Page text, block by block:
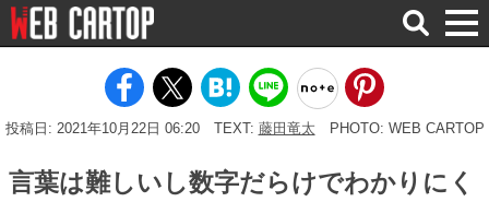
検
索
投稿日: 2021年10月22日 06:20 TEXT: 藤田竜太 PHOTO: WEB CARTOP
言葉は難しいし数字だらけでわかりにく